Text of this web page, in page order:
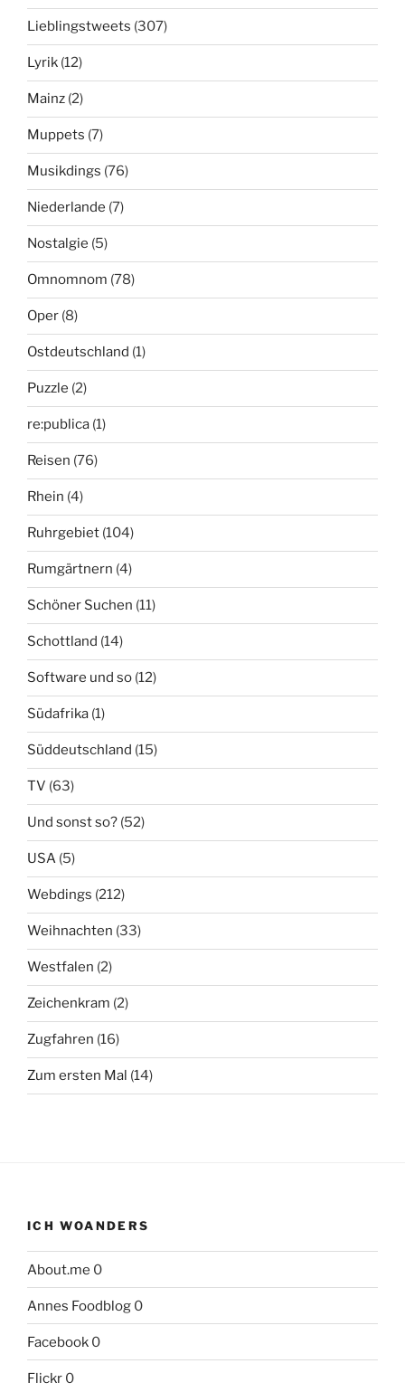
Lieblingstweets (307)
Lyrik (12)
Mainz (2)
Muppets (7)
Musikdings (76)
Niederlande (7)
Nostalgie (5)
Omnomnom (78)
Oper (8)
Ostdeutschland (1)
Puzzle (2)
re:publica (1)
Reisen (76)
Rhein (4)
Ruhrgebiet (104)
Rumgärtnern (4)
Schöner Suchen (11)
Schottland (14)
Software und so (12)
Südafrika (1)
Süddeutschland (15)
TV (63)
Und sonst so? (52)
USA (5)
Webdings (212)
Weihnachten (33)
Westfalen (2)
Zeichenkram (2)
Zugfahren (16)
Zum ersten Mal (14)
ICH WOANDERS
About.me 0
Annes Foodblog 0
Facebook 0
Flickr 0